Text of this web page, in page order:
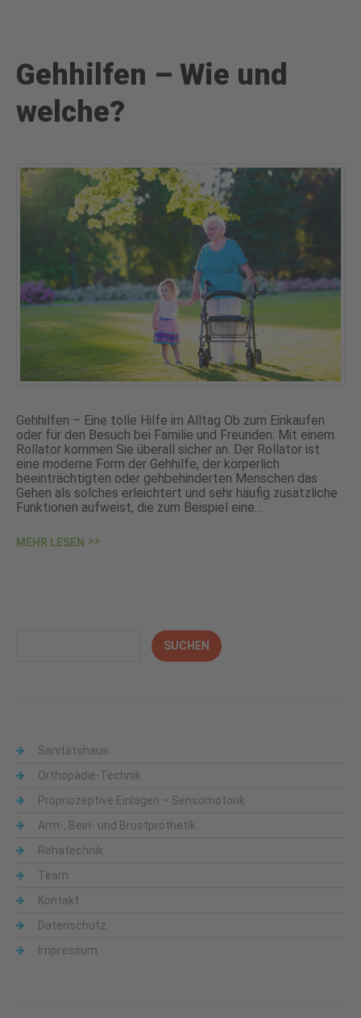
Gehhilfen – Wie und
welche?
Gehhilfen – Eine tolle Hilfe im Alltag Ob zum Einkaufen
oder für den Besuch bei Familie und Freunden: Mit einem
Rollator kommen Sie überall sicher an. Der Rollator ist
eine moderne Form der Gehhilfe, der körperlich
beeinträchtigten oder gehbehinderten Menschen das
Gehen als solches erleichtert und sehr häufig zusätzliche
Funktionen aufweist, die zum Beispiel eine…
MEHR LESEN
Sanitätshaus
Orthopädie-Technik
Propriozeptive Einlagen – Sensomotorik
Arm-, Bein- und Brustprothetik
Rehatechnik
Team
Kontakt
Datenschutz
Impressum